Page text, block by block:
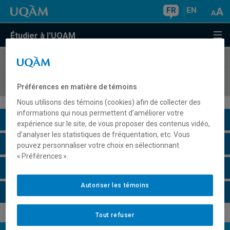
FR EN
Étudier à l'UQAM
COURS//
Description du cours
Horaire - Été 2026
Préférences en matière de témoins
Nous utilisons des témoins (cookies) afin de collecter des
informations qui nous permettent d’améliorer votre
expérience sur le site, de vous proposer des contenus vidéo,
d’analyser les statistiques de fréquentation, etc. Vous
pouvez personnaliser votre choix en sélectionnant
« Préférences ».
Tout refuser
Autoriser les témoins